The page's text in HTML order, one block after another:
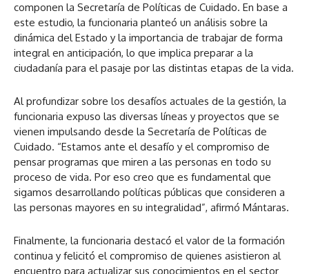
componen la Secretaría de Políticas de Cuidado. En base a
este estudio, la funcionaria planteó un análisis sobre la
dinámica del Estado y la importancia de trabajar de forma
integral en anticipación, lo que implica preparar a la
ciudadanía para el pasaje por las distintas etapas de la vida.
Al profundizar sobre los desafíos actuales de la gestión, la
funcionaria expuso las diversas líneas y proyectos que se
vienen impulsando desde la Secretaría de Políticas de
Cuidado. “Estamos ante el desafío y el compromiso de
pensar programas que miren a las personas en todo su
proceso de vida. Por eso creo que es fundamental que
sigamos desarrollando políticas públicas que consideren a
las personas mayores en su integralidad”, afirmó Mántaras.
Finalmente, la funcionaria destacó el valor de la formación
continua y felicitó el compromiso de quienes asistieron al
encuentro para actualizar sus conocimientos en el sector